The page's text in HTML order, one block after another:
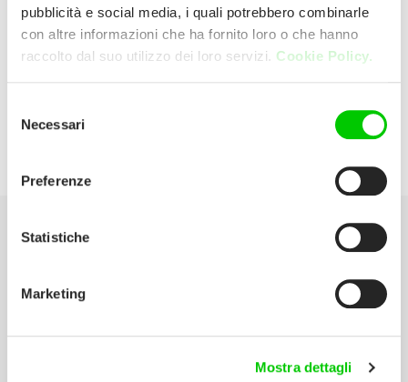
pubblicità e social media, i quali potrebbero combinarle
con altre informazioni che ha fornito loro o che hanno
raccolto dal suo utilizzo dei loro servizi. Cookie Policy.
delNecessari
Preferenze
Statistiche
Marketing
Mostra dettagli
Rossi Srl
Montaione (Firenze) Italia
Scarica il catalogo
Manuali d’istruzione